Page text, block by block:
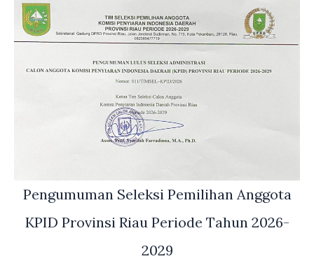
Pengumuman Seleksi Pemilihan Anggota
KPID Provinsi Riau Periode Tahun 2026-
2029